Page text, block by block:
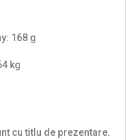
168 g
kg
cu titlu de prezentare.